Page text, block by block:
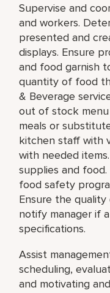
Supervise and
and workers.
presented and
displays. Ensure
and food garnish
quantity of food
& Beverage
out of stock menu
meals or
kitchen staff with
with needed
supplies and
food safety
Ensure the
notify manager if
specifications.
Assist
scheduling,
and motivating